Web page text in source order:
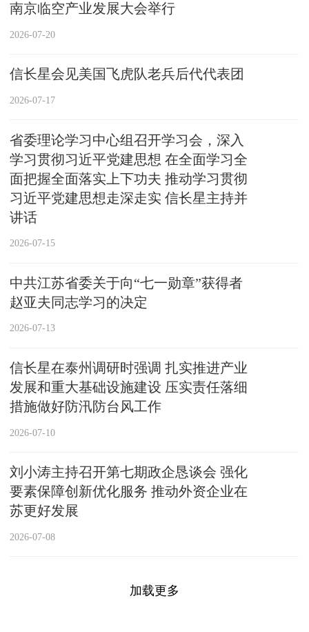
南京临空产业发展大会举行
2026-07-20
信长星会见美国飞虎队老兵后代代表团
2026-07-17
省委理论学习中心组召开学习会，深入
学习贯彻习近平党建思想 在全面学习全
面把握全面落实上下功夫 推动学习贯彻
习近平党建思想走深走实 信长星主持并
讲话
2026-07-15
中共江苏省委关于向“七一勋章”获得者
赵亚夫同志学习的决定
2026-07-13
信长星在泰州调研时强调 扎实推进产业
发展和重大基础设施建设 压实责任落细
措施做好防汛防台风工作
2026-07-10
刘小涛主持召开第七期政企恳谈会 强化
要素保障创新优化服务 推动外资企业在
苏更好发展
2026-07-08
加载更多